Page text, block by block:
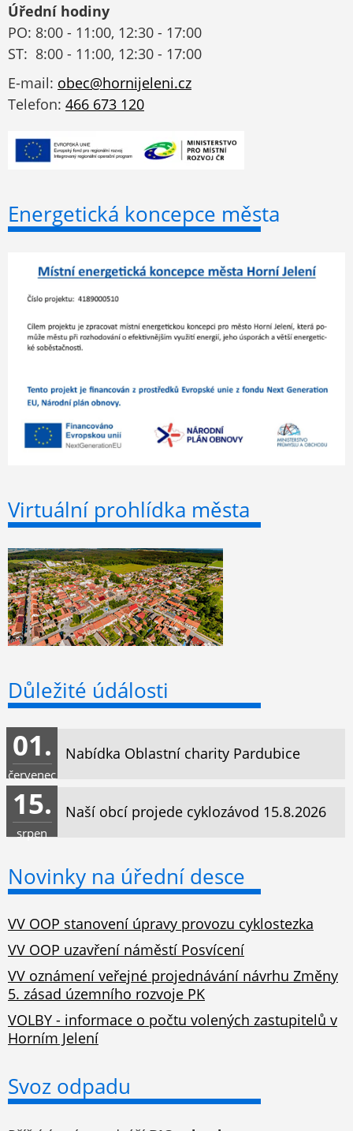
Úřední hodiny
PO: 8:00 - 11:00, 12:30 - 17:00
ST: 8:00 - 11:00, 12:30 - 17:00
E-mail: obec@hornijeleni.cz
Telefon: 466 673 120
Energetická koncepce města
Virtuální prohlídka města
Důležité údálosti
Nabídka Oblastní charity Pardubice
01.
červenec
Naší obcí projede cyklozávod 15.8.2026
15.
srpen
Novinky na úřední desce
VV OOP stanovení úpravy provozu cyklostezka
VV OOP uzavření náměstí Posvícení
VV oznámení veřejné projednávání návrhu Změny
5. zásad územního rozvoje PK
VOLBY - informace o počtu volených zastupitelů v
Horním Jelení
Svoz odpadu